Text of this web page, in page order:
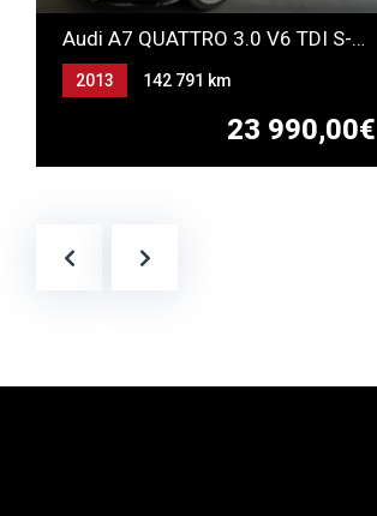
Audi A7 QUATTRO 3.0 V6 TDI S-Line
23 990,00€
2013
142 791 km